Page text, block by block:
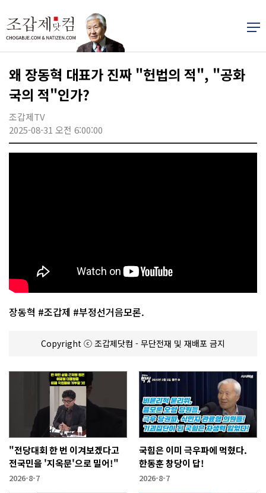
왜 장동혁 대표가 진짜 "헌법의 적", "공화
국의 적"인가?
조갑제TV
2025-08-31 오전 6:00:00
장동혁 #조갑제 #부정선거음모론.
Copyright ⓒ 조갑제닷컴 - 무단전재 및 재배포 금지
"전당대회 한 번 이겨보겠다고
전국민을 '지옥문'으로 밀어!"
2026-8-7
국힘은 이미 극우파에 먹혔다.
한동훈 창당이 답!
2026-8-7